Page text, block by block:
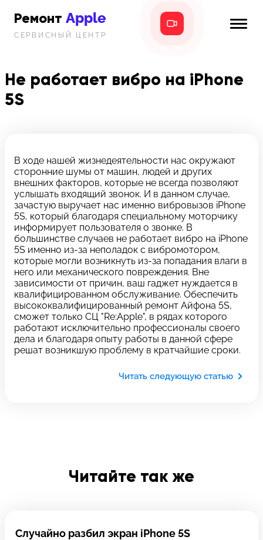
Ремонт Apple
СЕРВИСНЫЙ ЦЕНТР
iPad
MacBook
Новости
Телефон:
+7 (812) 409-39-75
Адрес:
8 Красноармейская, 18
Режим работы:
c 10:00 до 21:00
Связаться с нами
Не работает вибро на iPhone
5S
В ходе нашей жизнедеятельности нас окружают
сторонние шумы от машин, людей и других
внешних факторов, которые не всегда позволяют
услышать входящий звонок. И в данном случае,
зачастую выручает нас именно вибровызов iPhone
5S, который благодаря специальному моторчику
информирует пользователя о звонке. В
большинстве случаев не работает вибро на iPhone
5S именно из-за неполадок с вибромотором,
которые могли возникнуть из-за попадания влаги в
него или механического повреждения. Вне
зависимости от причин, ваш гаджет нуждается в
квалифицированном обслуживание. Обеспечить
высококвалифицированный ремонт Айфона 5S,
сможет только СЦ "Re:Apple", в рядах которого
работают исключительно профессионалы своего
дела и благодаря опыту работы в данной сфере
решат возникшую проблему в кратчайшие сроки.
Читать следующую статью
Читайте так же
Случайно разбил экран iPhone 5S
Задать вопрос
Оставьте свой